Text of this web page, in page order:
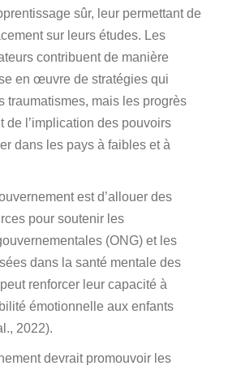
sûr, leur permettant de
sur leurs études. Les
contribuent de manière
en œuvre de stratégies qui
traumatismes, mais les progrès
de l’implication des pouvoirs
dans les pays à faibles et à
est d’allouer des
pour soutenir les
(ONG) et les
dans la santé mentale des
renforcer leur capacité à
émotionnelle aux enfants
2022).
devrait promouvoir les